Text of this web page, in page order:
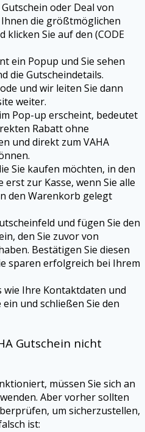
Gutschein oder Deal von
die größtmöglichen
Sie auf den (CODE
ein Popup und Sie sehen
die Gutscheindetails.
und wir leiten Sie dann
weiter.
Pop-up erscheint, bedeutet
Rabatt ohne
und direkt zum VAHA
Sie kaufen möchten, in den
erst zur Kasse, wenn Sie alle
den Warenkorb gelegt
und fügen Sie den
den Sie zuvor von
Bestätigen Sie diesen
sparen erfolgreich bei Ihrem
wie Ihre Kontaktdaten und
und schließen Sie den
Gutschein nicht
müssen Sie sich an
Aber vorher sollten
um sicherzustellen,
ist: